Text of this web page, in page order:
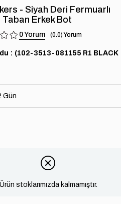
- Siyah Deri Fermuarlı
Taban Erkek Bot
0 0.0
(102-3513-081155 R1 BLACK
Gün
Ürün stoklarımızda kalmamıştır.